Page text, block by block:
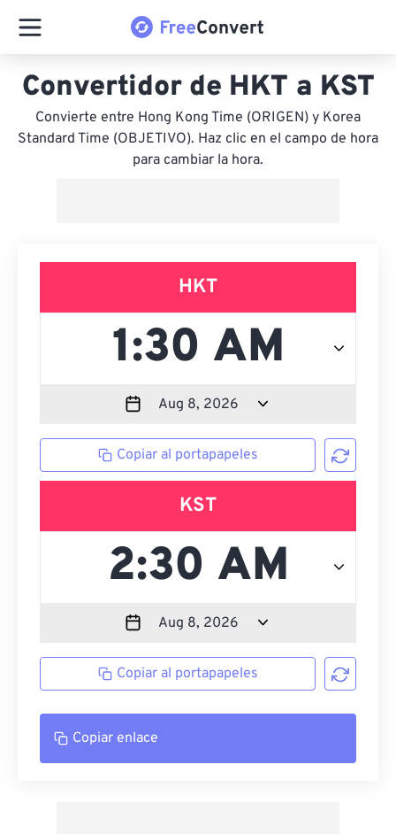
Convertidor de HKT a KST
Convierte entre Hong Kong Time (ORIGEN) y Korea
Standard Time (OBJETIVO). Haz clic en el campo de hora
para cambiar la hora.
HKT
Copiar al portapapeles
KST
Copiar al portapapeles
Copiar enlace